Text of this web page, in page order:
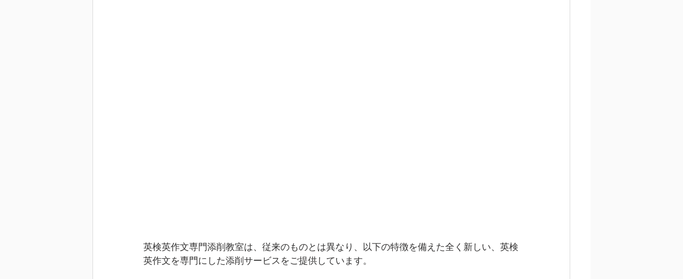
英検英作文専門添削教室は、従来のものとは異なり、以下の特徴を備えた全く新しい、英検
英作文を専門にした添削サービスをご提供しています。